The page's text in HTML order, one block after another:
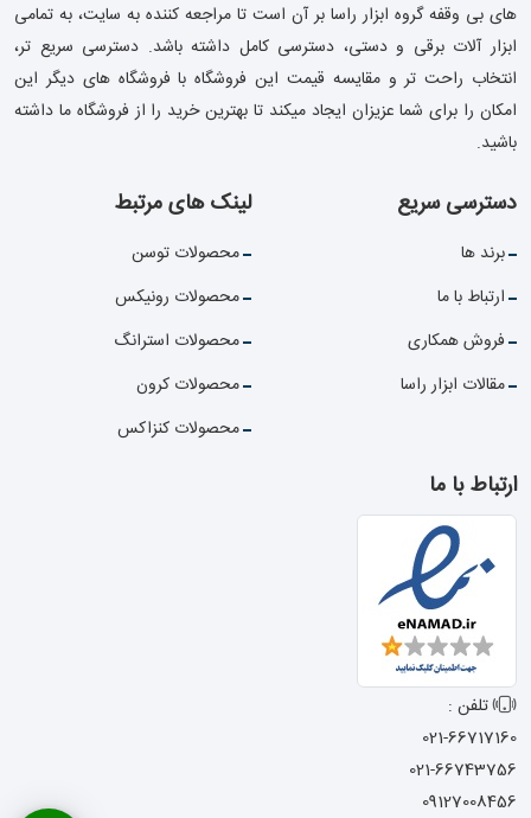
های بی وقفه گروه ابزار راسا بر آن است تا مراجعه کننده به سایت، به تمامی
ابزار آلات برقی و دستی، دسترسی کامل داشته باشد. دسترسی سریع تر،
انتخاب راحت تر و مقایسه قیمت این فروشگاه با فروشگاه های دیگر این
امکان را برای شما عزیزان ایجاد میکند تا بهترین خرید را از فروشگاه ما داشته
باشید.
دسترسی سریع
برند ها
ارتباط با ما
فروش همکاری
مقالات ابزار راسا
لینک های مرتبط
محصولات توسن
محصولات رونیکس
محصولات استرانگ
محصولات کرون
محصولات کنزاکس
ارتباط با ما
تلفن :
021-66717160
021-66743756
09127008456